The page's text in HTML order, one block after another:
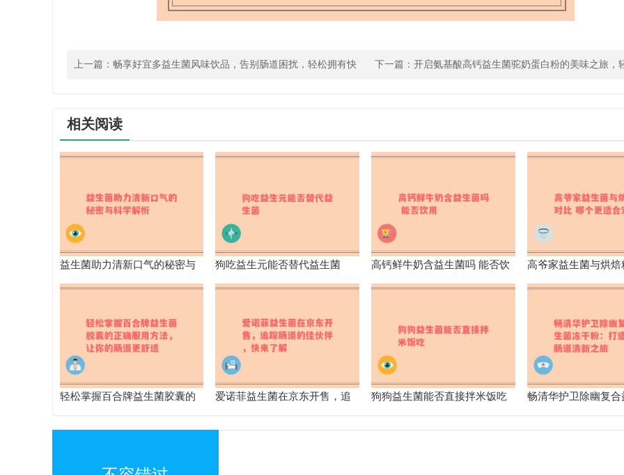
上一篇： 畅享好宜多益生菌风味饮品，告别肠道困扰，轻松拥有快 下一篇： 开启氨基酸高钙益生菌驼奶蛋白粉的美味之旅，
相关阅读
益生菌助力清新口气的秘密与
科学解析
狗吃益生元能否替代益生菌
高钙鲜牛奶含益生菌吗 能否饮
用
高爷家益生菌与烘焙
个更适合宠物
轻松掌握百合牌益生菌胶囊的
舒适
爱诺菲益生菌在京东开售，追
狗狗益生菌能否直接拌米饭吃
畅清华护卫除幽复合